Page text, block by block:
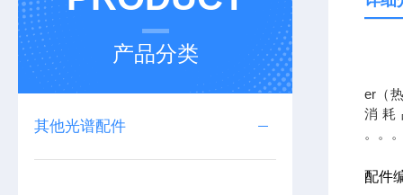
产品分类
其他光谱配件
er（
消耗
配件